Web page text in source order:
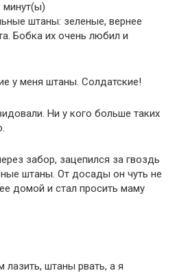
минут(ы)
штаны: зеленые, вернее
Бобка их очень любил и
у меня штаны. Солдатские!
Ни у кого больше таких
забор, зацепился за гвоздь
штаны. От досады он чуть не
домой и стал просить маму
штаны рвать, а я